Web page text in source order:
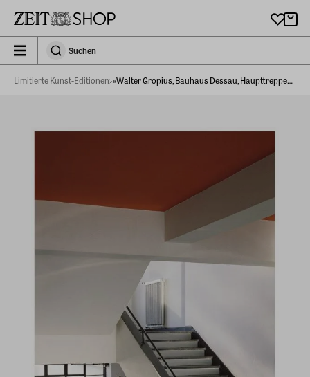
zeit_storefront.components.search.collapsed
SuchenSuchen
Limitierte Kunst-Editionen »Walter Gropius, Bauhaus Dessau, Haupttreppenhaus, 1992«, Fotografie